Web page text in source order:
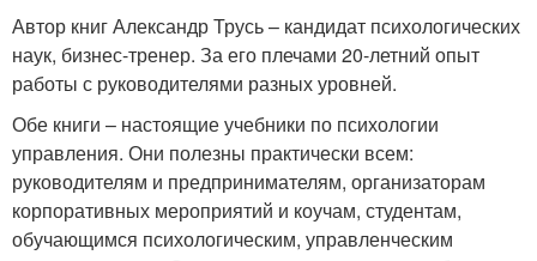
Автор книг Александр Трусь – кандидат психологических
наук, бизнес-тренер. За его плечами 20-летний опыт
работы с руководителями разных уровней.
Обе книги – настоящие учебники по психологии
управления. Они полезны практически всем:
руководителям и предпринимателям, организаторам
корпоративных мероприятий и коучам, студентам,
обучающимся психологическим, управленческим